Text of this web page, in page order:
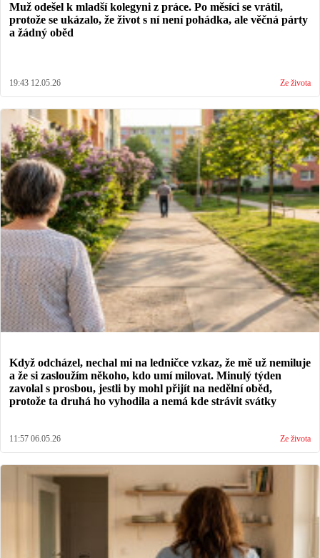
Muž odešel k mladší kolegyni z práce. Po měsíci se vrátil,
protože se ukázalo, že život s ní není pohádka, ale věčná párty
a žádný oběd
19:43 12.05.26 Ze života
Když odcházel, nechal mi na ledničce vzkaz, že mě už nemiluje
a že si zasloužím někoho, kdo umí milovat. Minulý týden
zavolal s prosbou, jestli by mohl přijít na nedělní oběd,
protože ta druhá ho vyhodila a nemá kde strávit svátky
11:57 06.05.26 Ze života